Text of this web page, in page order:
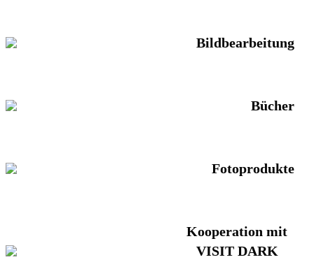
Bildbearbeitung
Bücher
Fotoprodukte
Kooperation mit
VISIT DARK